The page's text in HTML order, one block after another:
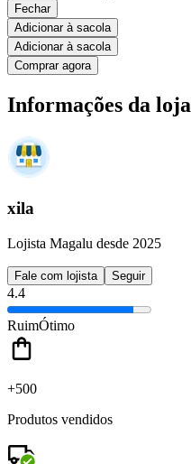
Fechar
Adicionar à sacola
Adicionar à sacola
Comprar agora
Informações da loja
xila
Lojista Magalu desde 2025
Fale com lojista Seguir
4.4
RuimÓtimo
+500
Produtos vendidos